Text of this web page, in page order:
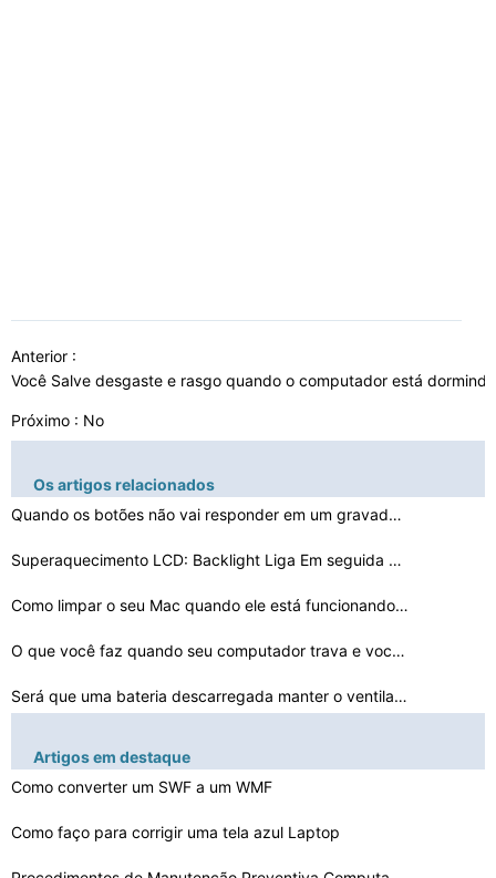
Anterior :
Você Salve desgaste e rasgo quando o computador está
Próximo : No
Os artigos relacionados
Quando os botões não vai responder em um gravador de …
Superaquecimento LCD: Backlight Liga Em seguida Off
Como limpar o seu Mac quando ele está funcionando irre…
O que você faz quando seu computador trava e você nã…
Será que uma bateria descarregada manter o ventilador …
Como cancelar Coisas Depois de tê-
Artigos em destaque
Como converter um SWF a um WMF
Como faço para corrigir uma tela azul Laptop